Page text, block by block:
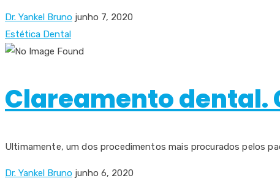
Dr. Yankel Bruno junho 7, 2020
Estética Dental
Clareamento dental.
Ultimamente, um dos procedimentos mais procurados pelos
Dr. Yankel Bruno junho 6, 2020